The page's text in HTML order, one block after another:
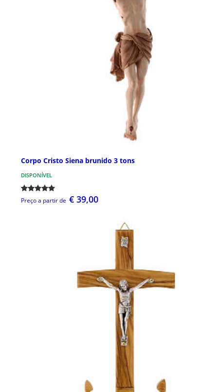
Corpo Cristo Siena brunido 3 tons
DISPONÍVEL
Preço a partir de € 39,00